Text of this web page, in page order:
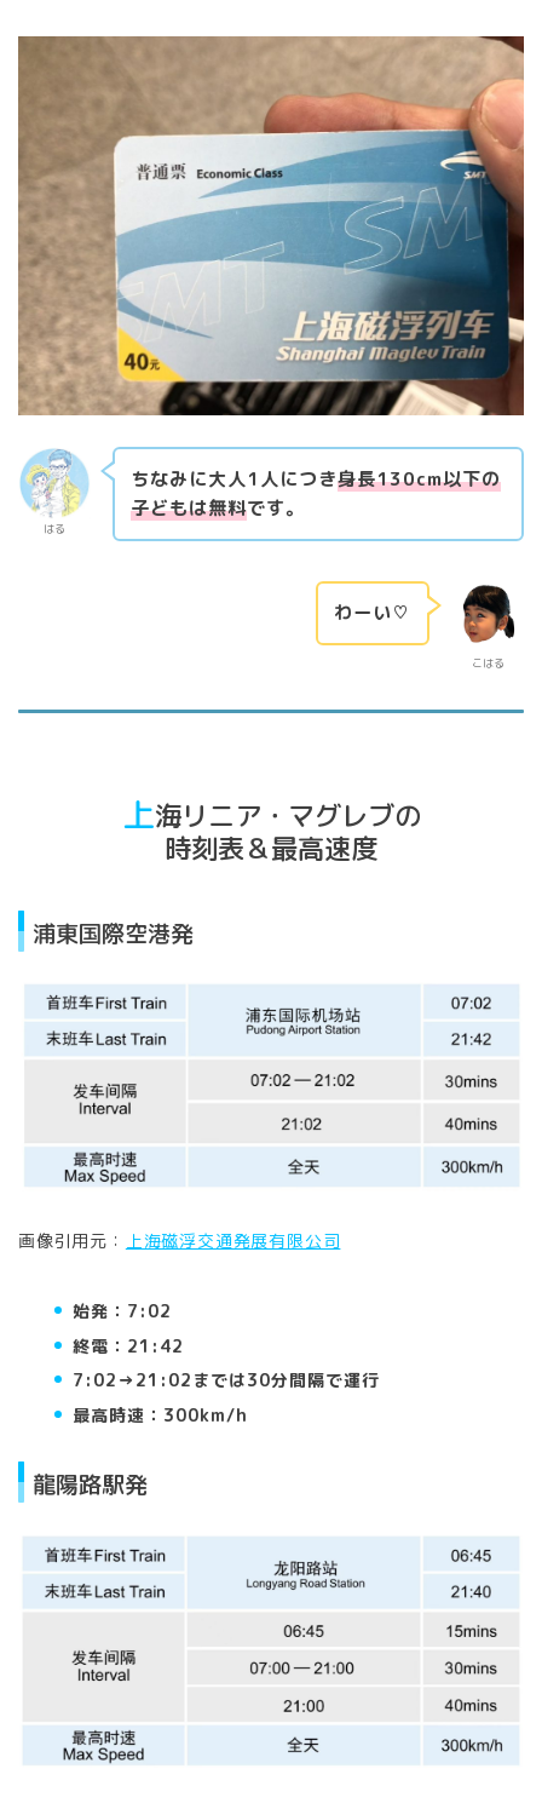
はる
ちなみに大人1人につき身長130cm以下の
子どもは無料です。
こはる
わーい♡
上海リニア・マグレブの
時刻表＆最高速度
浦東国際空港発
画像引用元： 上海磁浮交通発展有限公司
始発：7:02
終電：21:42
7:02→21:02までは30分間隔で運行
最高時速：300km/h
龍陽路駅発